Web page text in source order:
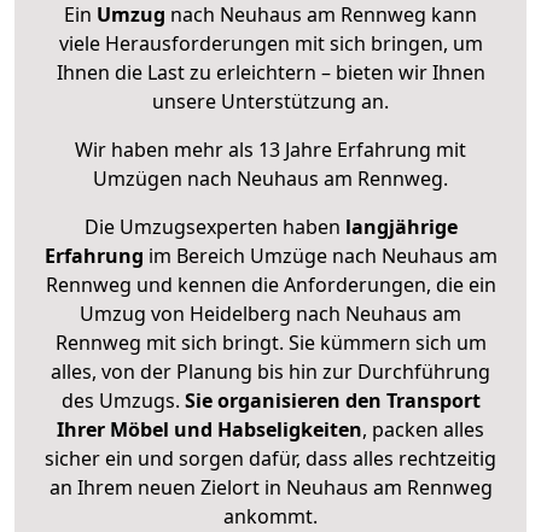
Ein Umzug nach Neuhaus am Rennweg kann
viele Herausforderungen mit sich bringen, um
Ihnen die Last zu erleichtern – bieten wir Ihnen
unsere Unterstützung an.
Wir haben mehr als 13 Jahre Erfahrung mit
Umzügen nach Neuhaus am Rennweg.
Die Umzugsexperten haben langjährige
Erfahrung im Bereich Umzüge nach Neuhaus am
Rennweg und kennen die Anforderungen, die ein
Umzug von Heidelberg nach Neuhaus am
Rennweg mit sich bringt. Sie kümmern sich um
alles, von der Planung bis hin zur Durchführung
des Umzugs. Sie organisieren den Transport
Ihrer Möbel und Habseligkeiten, packen alles
sicher ein und sorgen dafür, dass alles rechtzeitig
an Ihrem neuen Zielort in Neuhaus am Rennweg
ankommt.